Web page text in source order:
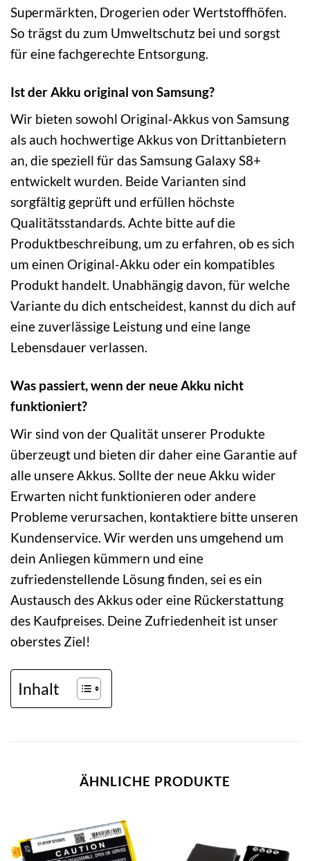
Supermärkten, Drogerien oder Wertstoffhöfen.
So trägst du zum Umweltschutz bei und sorgst
für eine fachgerechte Entsorgung.
Ist der Akku original von Samsung?
Wir bieten sowohl Original-Akkus von Samsung
als auch hochwertige Akkus von Drittanbietern
an, die speziell für das Samsung Galaxy S8+
entwickelt wurden. Beide Varianten sind
sorgfältig geprüft und erfüllen höchste
Qualitätsstandards. Achte bitte auf die
Produktbeschreibung, um zu erfahren, ob es sich
um einen Original-Akku oder ein kompatibles
Produkt handelt. Unabhängig davon, für welche
Variante du dich entscheidest, kannst du dich auf
eine zuverlässige Leistung und eine lange
Lebensdauer verlassen.
Was passiert, wenn der neue Akku nicht
funktioniert?
Wir sind von der Qualität unserer Produkte
überzeugt und bieten dir daher eine Garantie auf
alle unsere Akkus. Sollte der neue Akku wider
Erwarten nicht funktionieren oder andere
Probleme verursachen, kontaktiere bitte unseren
Kundenservice. Wir werden uns umgehend um
dein Anliegen kümmern und eine
zufriedenstellende Lösung finden, sei es ein
Austausch des Akkus oder eine Rückerstattung
des Kaufpreises. Deine Zufriedenheit ist unser
oberstes Ziel!
Inhalt
ÄHNLICHE PRODUKTE